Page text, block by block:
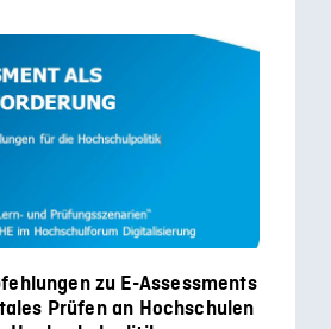
zu E-Assessments
Prüfen an Hochschulen